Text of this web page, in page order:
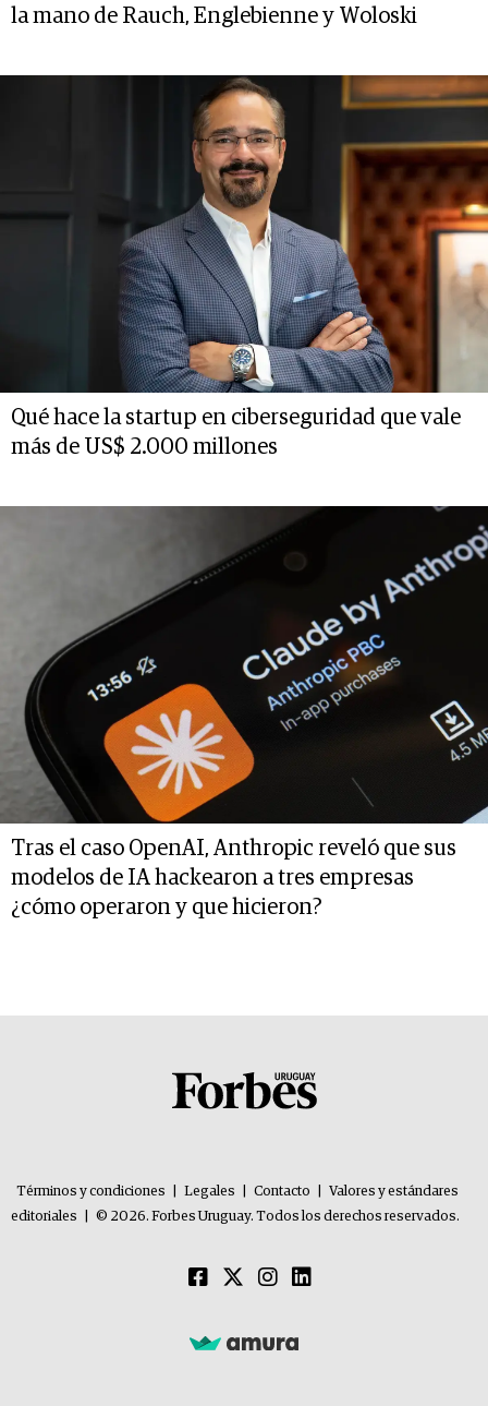
la mano de Rauch, Englebienne y Woloski
Qué hace la startup en ciberseguridad que vale
más de US$ 2.000 millones
Tras el caso OpenAI, Anthropic reveló que sus
modelos de IA hackearon a tres empresas
¿cómo operaron y que hicieron?
Términos y condiciones Legales Contacto
Valores y estándares
editoriales
© 2026. Forbes Uruguay. Todos los derechos reservados.